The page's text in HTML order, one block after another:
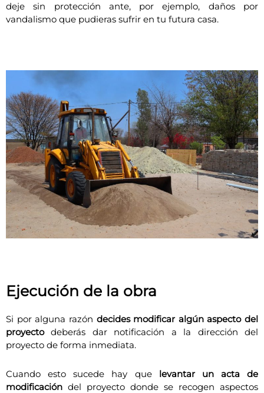
deje sin protección ante, por ejemplo, daños por
vandalismo que pudieras sufrir en tu futura casa.
Ejecución de la obra
Si por alguna razón decides modificar algún aspecto del
proyectodeberás dar notificación a la dirección del
proyecto de forma inmediata.
Cuando esto sucede hay quelevantar un acta de
modificación del proyecto donde se recogen aspectos